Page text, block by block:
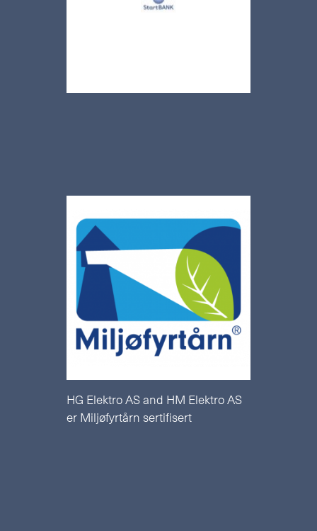
HG Elektro AS and HM Elektro AS
er Miljøfyrtårn sertifisert